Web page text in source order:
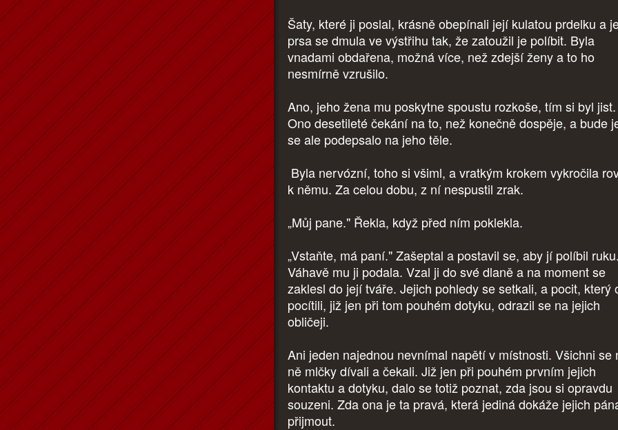
Šaty, které ji poslal, krásně obepínali její kulatou prdelku a
prsa se dmula ve výstřihu tak, že zatoužil je políbit. Byla
vnadami obdařena, možná více, než zdejší ženy a to ho
nesmírně vzrušilo.
Ano, jeho žena mu poskytne spoustu rozkoše, tím si byl jist.
Ono desetileté čekání na to, než konečně dospěje, a bude
se ale podepsalo na jeho těle.
Byla nervózní, toho si všiml, a vratkým krokem vykročila
k němu. Za celou dobu, z ní nespustil zrak.
„Můj pane." Řekla, když před ním poklekla.
„Vstaňte, má paní." Zašeptal a postavil se, aby jí políbil ruku.
Váhavě mu ji podala. Vzal ji do své dlaně a na moment se
zaklesl do její tváře. Jejich pohledy se setkali, a pocit, který
pocítili, již jen při tom pouhém dotyku, odrazil se na jejich
obličeji.
Ani jeden najednou nevnímal napětí v místnosti. Všichni se
ně mlčky dívali a čekali. Již jen při pouhém prvním jejich
kontaktu a dotyku, dalo se totiž poznat, zda jsou si opravdu
souzeni. Zda ona je ta pravá, která jediná dokáže jejich
přijmout.